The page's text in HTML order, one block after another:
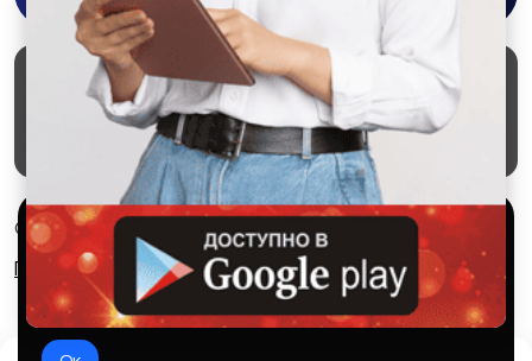
Маркеты Блог
О проекте
Служба поддержки
Удаление аккаунта
Партнерка
© 2026 SALEX МАРКЕТ
Правила сервиса
Конфиденциальность
Используем куки и рекомендательные
технологии
Это чтобы сайт работал лучше. Оставаясь с нами, вы
соглашаетесь на использование файлов куки.